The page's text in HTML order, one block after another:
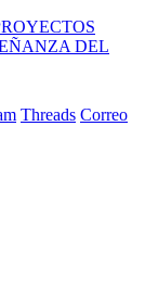
DEL
Threads Correo